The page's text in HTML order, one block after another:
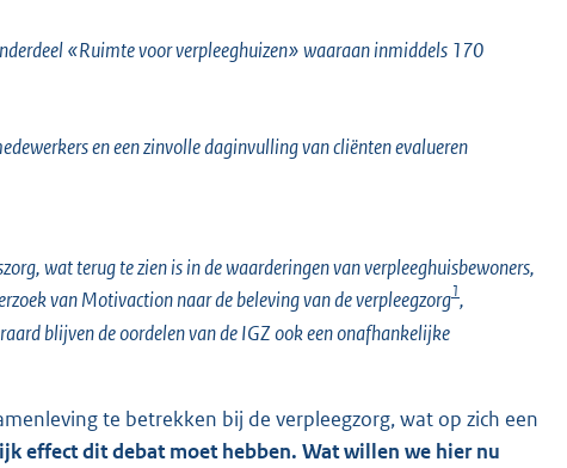
«Ruimte voor verpleeghuizen» waaraan inmiddels 170
en een zinvolle daginvulling van cliënten evalueren
wat terug te zien is in de waarderingen van verpleeghuisbewoners,
van Motivaction naar de beleving van de verpleegzorg1,
blijven de oordelen van de IGZ ook een onafhankelijke
te betrekken bij de verpleegzorg, wat op zich een
effect dit debat moet hebben. Wat willen we hier nu